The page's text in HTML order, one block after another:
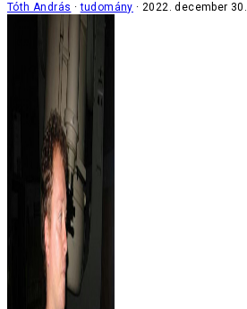
Tóth András tudomány 2022. december 30.